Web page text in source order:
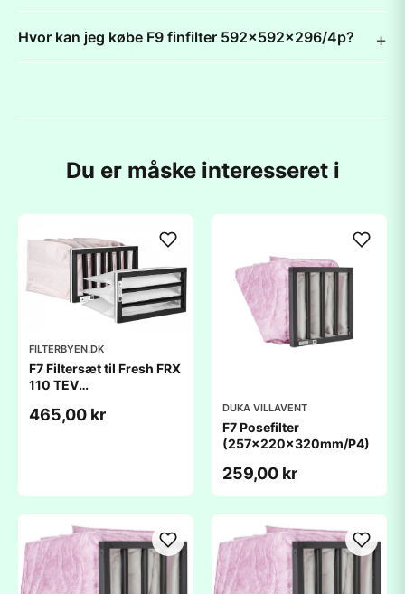
Hvor kan jeg købe F9 finfilter 592x592x296/4p?
Du er måske interesseret i
FILTERBYEN.DK
F7 Filtersæt til Fresh FRX
110 TEV
465,00 kr DUKA VILLAVENT
F7 Posefilter
(257x220x320mm/P4)
259,00 kr